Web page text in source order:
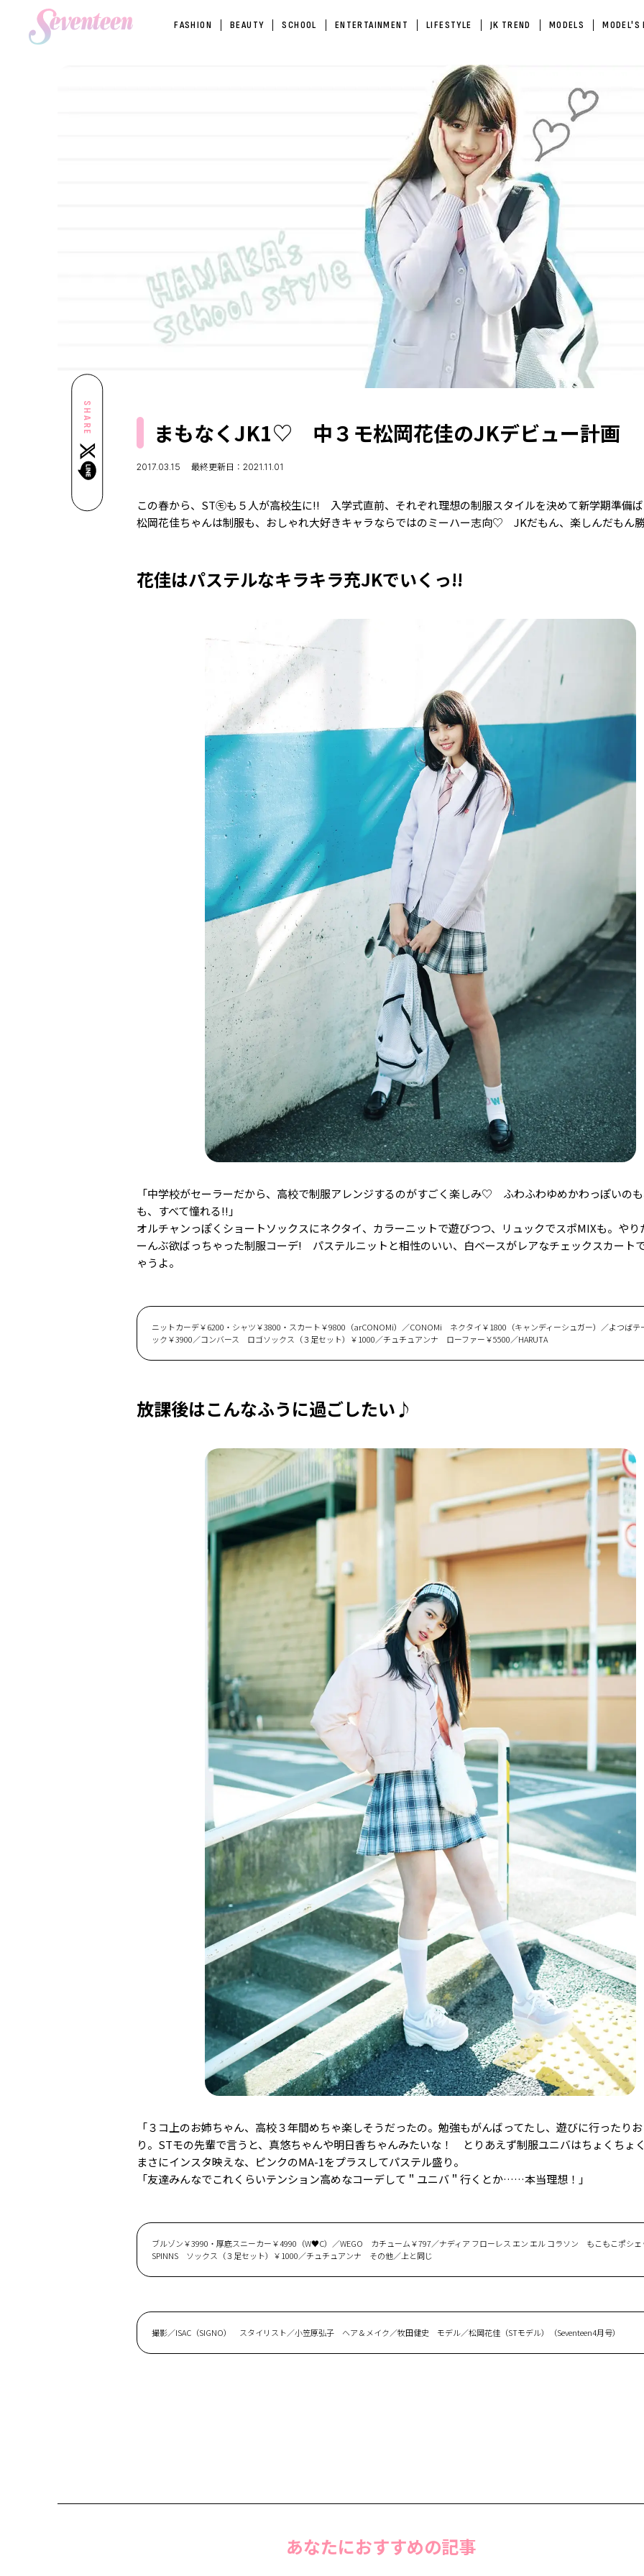
FASHION BEAUTY SCHOOL ENTERTAINMENT LIFESTYLE JK TREND MODELS MODEL'S
SHARE まもなくJK1♡ 中３モ松岡花佳のJKデビュー計画
2017.03.15 最終更新日：2021.11.01
この春から、ST㋲も５人が高校生に!! 入学式直前、それぞれ理想の制服スタイルを決めて新学期準備
松岡花佳ちゃんは制服も、おしゃれ大好きキャラならではのミーハー志向♡ JKだもん、楽しんだもん勝
花佳はパステルなキラキラ充JKでいくっ!!
「中学校がセーラーだから、高校で制服アレンジするのがすごく楽しみ♡ ふわふわゆめかわっぽいの
も、すべて憧れる!!」
オルチャンっぽくショートソックスにネクタイ、カラーニットで遊びつつ、リュックでスポMIXも。やり
ーんぶ欲ばっちゃった制服コーデ! パステルニットと相性のいい、白ベースがレアなチェックスカート
ゃうよ。
ニットカーデ￥6200・シャツ￥3800・スカート￥9800（arCONOMi）／CONOMi ネクタイ￥1800（キャンディーシュガー）／よつば
ック￥3900／コンバース ロゴソックス（３足セット）￥1000／チュチュアンナ ローファー￥5500／HARUTA
放課後はこんなふうに過ごしたい♪
「３コ上のお姉ちゃん、高校３年間めちゃ楽しそうだったの。勉強もがんばってたし、遊びに行ったり
り。STモの先輩で言うと、真悠ちゃんや明日香ちゃんみたいな！ とりあえず制服ユニバはちょくちょく
まさにインスタ映えな、ピンクのMA-1をプラスしてパステル盛り。
「友達みんなでこれくらいテンション高めなコーデして＂ユニバ＂行くとか……本当理想！」
ブルゾン￥3990・厚底スニーカー￥4990（W♥C）／WEGO カチューム￥797／ナディア フローレス エン エル コラソン もこもこポシェ
SPINNS ソックス（３足セット）￥1000／チュチュアンナ その他／上と同じ
撮影／ISAC（SIGNO） スタイリスト／小笠原弘子 ヘア＆メイク／牧田健史 モデル／松岡花佳（STモデル）（Seventeen4月号）
あなたにおすすめの記事